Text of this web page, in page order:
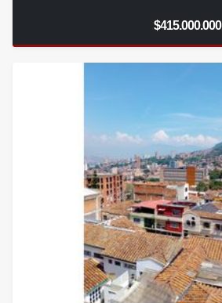
$415.000.000